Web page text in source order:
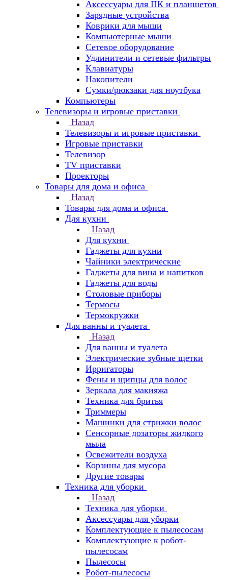
Аксессуары для ПК и планшетов
Зарядные устройства
Коврики для мыши
Компьютерные мыши
Сетевое оборудование
Удлинители и сетевые фильтры
Клавиатуры
Накопители
Сумки/рюкзаки для ноутбука
Компьютеры
Телевизоры и игровые приставки
Назад
Телевизоры и игровые приставки
Игровые приставки
Телевизор
TV приставки
Проекторы
Товары для дома и офиса
Назад
Товары для дома и офиса
Для кухни
Назад
Для кухни
Гаджеты для кухни
Чайники электрические
Гаджеты для вина и напитков
Гаджеты для воды
Столовые приборы
Термосы
Термокружки
Для ванны и туалета
Назад
Для ванны и туалета
Электрические зубные щетки
Ирригаторы
Фены и щипцы для волос
Зеркала для макияжа
Техника для бритья
Триммеры
Машинки для стрижки волос
Сенсорные дозаторы жидкого
мыла
Освежители воздуха
Корзины для мусора
Другие товары
Техника для уборки
Назад
Техника для уборки
Аксессуары для уборки
Комплектующие к пылесосам
Комплектующие к робот-
пылесосам
Пылесосы
Робот-пылесосы